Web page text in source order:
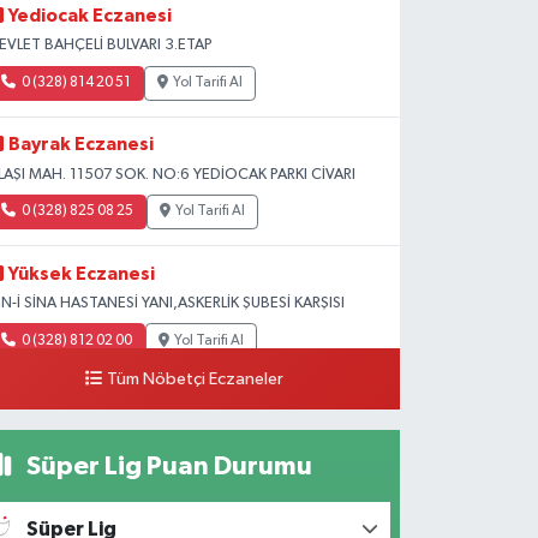
Yediocak Eczanesi
BAHÇELİ BULVARI 3.ETAP
0 (328) 814 20 51 Yol Tarifi Al
Bayrak Eczanesi
MAH. 11507 SOK. NO:6 YEDİOCAK PARKI CİVARI
0 (328) 825 08 25 Yol Tarifi Al
Yüksek Eczanesi
İ SİNA HASTANESİ YANI,ASKERLİK ŞUBESİ KARŞISI
0 (328) 812 02 00 Yol Tarifi Al
Tüm Nöbetçi Eczaneler
Süper Lig Puan Durumu
Süper Lig